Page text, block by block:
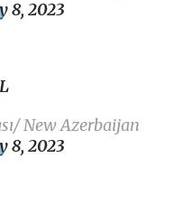
8, 2023
New Azerbaijan
8, 2023